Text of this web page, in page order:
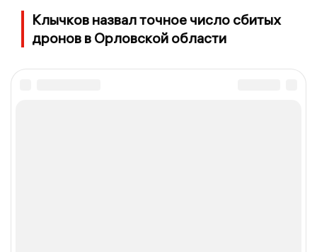
Клычков назвал точное число сбитых
дронов в Орловской области